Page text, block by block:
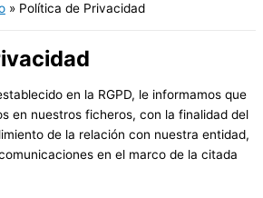
Política de Privacidad
en la RGPD, le informamos que
en nuestros ficheros, con la finalidad del
de la relación con nuestra entidad,
en el marco de la citada